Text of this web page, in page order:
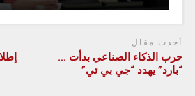
أحدث مقال
حرب الذكاء الصناعي بدأت …
“بارد” يهدد “جي بي تي”